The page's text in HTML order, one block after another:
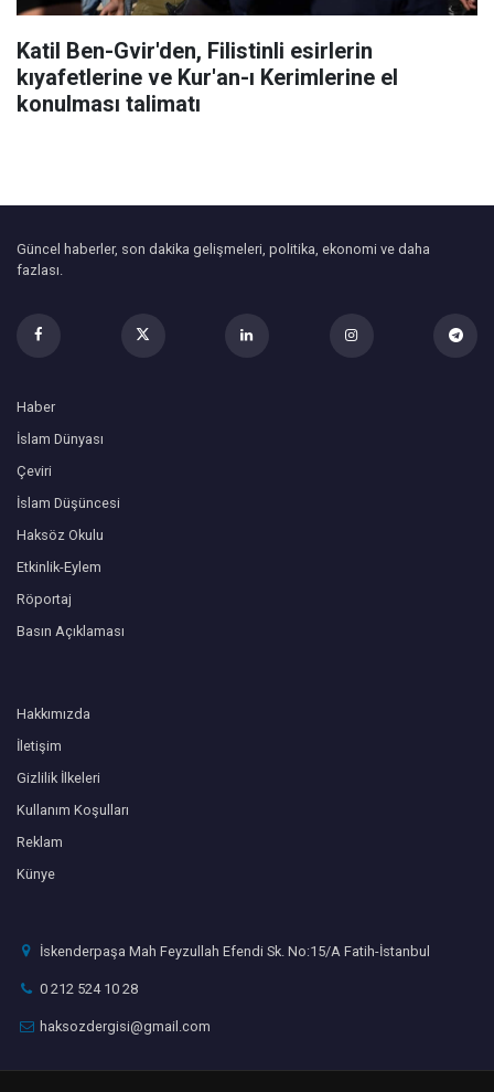
Katil Ben-Gvir'den, Filistinli esirlerin
kıyafetlerine ve Kur'an-ı Kerimlerine el
konulması talimatı
Güncel haberler, son dakika gelişmeleri, politika, ekonomi ve daha
fazlası.
Haber
İslam Dünyası
Çeviri
İslam Düşüncesi
Haksöz Okulu
Etkinlik-Eylem
Röportaj
Basın Açıklaması
Hakkımızda
İletişim
Gizlilik İlkeleri
Kullanım Koşulları
Reklam
Künye
İskenderpaşa Mah Feyzullah Efendi Sk. No:15/A Fatih-İstanbul
0 212 524 10 28
haksozdergisi@gmail.com